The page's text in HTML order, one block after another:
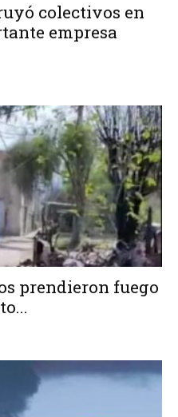
colectivos en
empresa
prendieron fuego